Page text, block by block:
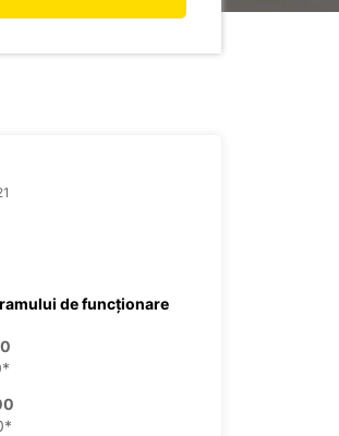
de funcționare